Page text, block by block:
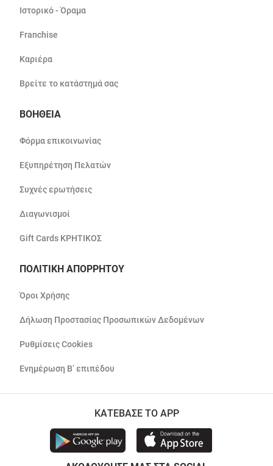
Ιστορικό - Όραμα
Franchise
Καριέρα
Βρείτε το κατάστημά σας
ΒΟΗΘΕΙΑ
Φόρμα επικοινωνίας
Εξυπηρέτηση Πελατών
Συχνές ερωτήσεις
Διαγωνισμοί
Gift Cards ΚΡΗΤΙΚΟΣ
ΠΟΛΙΤΙΚΗ ΑΠΟΡΡΗΤΟΥ
Όροι Χρήσης
Δήλωση Προστασίας Προσωπικών Δεδομένων
Ρυθμίσεις Cookies
Ενημέρωση Β’ επιπέδου
ΚΑΤΕΒΑΣΕ ΤΟ APP